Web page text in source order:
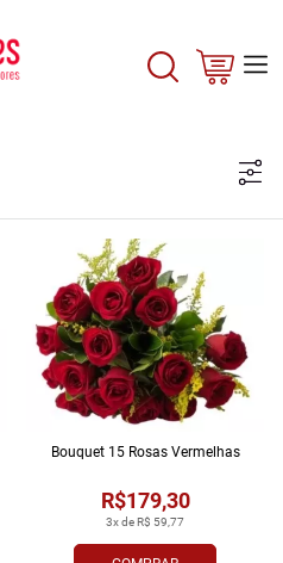
3x de R$ 59,77
R$179,30
Bouquet 15 Rosas Vermelhas